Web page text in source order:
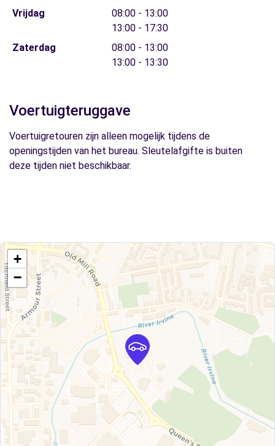
Vrijdag
08:00 - 13:00
13:00 - 17:30
Zaterdag
08:00 - 13:00
13:00 - 13:30
Voertuigteruggave
Voertuigretouren zijn alleen mogelijk tijdens de
openingstijden van het bureau. Sleutelafgifte is buiten
deze tijden niet beschikbaar.
+
−